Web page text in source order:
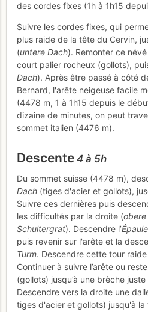
des cordes fixes (1h à 1h15
Suivre les cordes fixes, qui
plus raide de la tête du Cervin,
(untere Dach). Remonter ce
court palier rocheux (gollots),
Dach). Après être passé à côté
Bernard, l'arête neigeuse facile
(4478 m, 1 à 1h15 depuis le
dizaine de minutes, on peut
sommet italien (4476 m).
Descente 4 à 5h
Du sommet suisse (4478 m),
Dach (tiges d'acier et gollots),
Suivre ces dernières puis
les difficultés par la droite (obere
Schultergrat). Descendre l’Épaule
puis revenir sur l'arête et la
Turm. Descendre cette tour
Continuer à suivre l’arête ou
(gollots) jusqu’à une brèche
Descendre vers la droite une
tiges d'acier et gollots) jusqu'à